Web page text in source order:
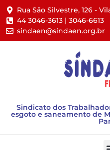
Rua São Silvestre, 126 -
44 3046-3613 | 3046-6613​
sindaen@sindaen.org.br
Sindicato dos
esgoto e saneamento de